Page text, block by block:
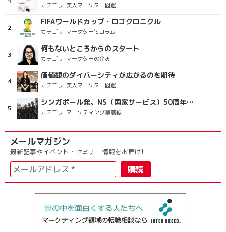
カテゴリ: 美人マーケター図鑑
FIFAワールドカップ・ロゴクロニクル
カテゴリ: マーケター’Sコラム
何もないところからのスタート
カテゴリ: マーケターの企み
価値観のダイバーシティが広がるのを期待
カテゴリ: 美人マーケター図鑑
シンガポール発。NS（国家サービス）50周年を祝うラッピングバス＆マクドナルドの限定新商品
カテゴリ: マーケティング最前線
メールマガジン
最新記事やイベント・セミナー情報をお届け!